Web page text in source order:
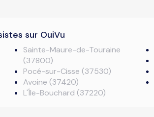
sur OuiVu
Sainte-Maure-de-Touraine
(37800)
Pocé-sur-Cisse (37530)
Avoine (37420)
L'Île-Bouchard (37220)